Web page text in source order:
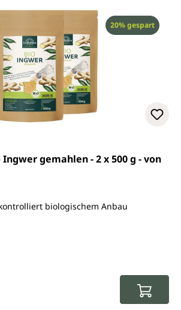
Rabatt
20% gespart
Bewertung von 5 von 5 Sternen
gemahlen - 2 x 500 g - von
biologischem Anbau